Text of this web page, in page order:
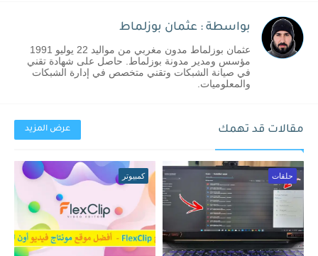
بواسطة : عثمان بوزلماط
عثمان بوزلماط مدون مغربي من مواليد 22 يوليو 1991
مؤسس ومدير مدونة بوزلماط. حاصل على شهادة تقني
في صيانة الشبكات وتقني متخصص في إدارة الشبكات
والمعلوميات.
مقالات قد تهمك عرض المزيد
حلقات كمبيوتر